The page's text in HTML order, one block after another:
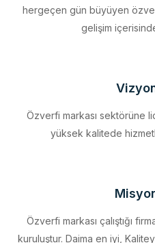
Özverfi markası sektörüne
Özverfi markası çalıştığı
gelişen teknolojiye ayak